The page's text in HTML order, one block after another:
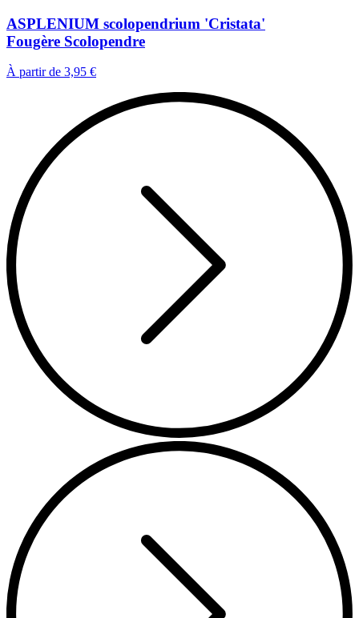
ASPLENIUM scolopendrium 'Cristata'
Fougère Scolopendre
À partir de 3,95 €